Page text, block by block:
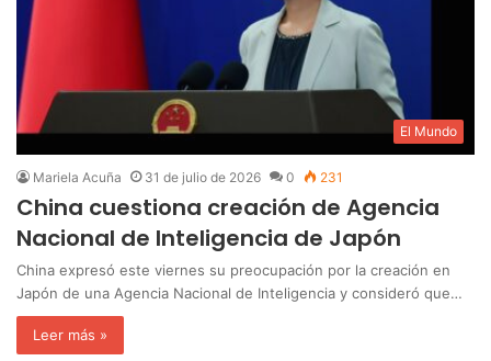
El Mundo
Mariela Acuña 31 de julio de 2026 0 231
China cuestiona creación de Agencia
Nacional de Inteligencia de Japón
China expresó este viernes su preocupación por la creación en
Japón de una Agencia Nacional de Inteligencia y consideró que…
Leer más »